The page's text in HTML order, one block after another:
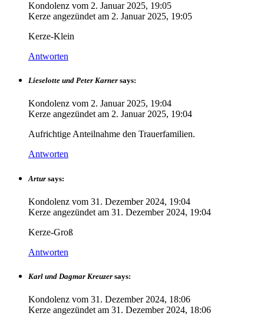
Kondolenz vom 2. Januar 2025, 19:05
Kerze angezündet am 2. Januar 2025, 19:05
Kerze-Klein
Antworten
Lieselotte und Peter Karner says:
Kondolenz vom 2. Januar 2025, 19:04
Kerze angezündet am 2. Januar 2025, 19:04
Aufrichtige Anteilnahme den Trauerfamilien.
Antworten
Artur says:
Kondolenz vom 31. Dezember 2024, 19:04
Kerze angezündet am 31. Dezember 2024, 19:04
Kerze-Groß
Antworten
Karl und Dagmar Kreuzer says:
Kondolenz vom 31. Dezember 2024, 18:06
Kerze angezündet am 31. Dezember 2024, 18:06